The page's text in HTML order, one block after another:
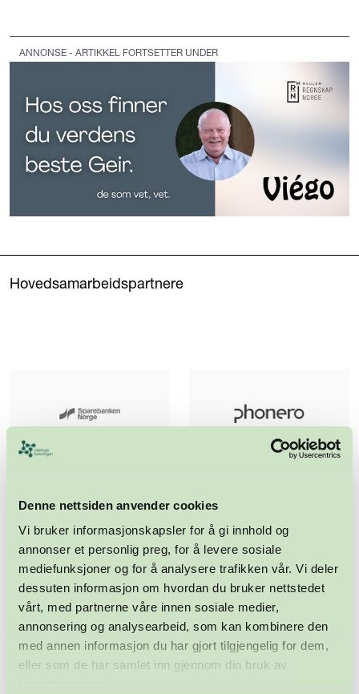
Denne nettsiden anvender cookies
Vi bruker informasjonskapsler for å gi innhold og
annonser et personlig preg, for å levere sosiale
mediefunksjoner og for å analysere trafikken vår. Vi deler
dessuten informasjon om hvordan du bruker nettstedet
vårt, med partnerne våre innen sosiale medier,
annonsering og analysearbeid, som kan kombinere den
med annen informasjon du har gjort tilgjengelig for dem,
eller som de har samlet inn gjennom din bruk av
ANNONSE - ARTIKKEL FORTSETTER UNDER
Hovedsamarbeidspartnere